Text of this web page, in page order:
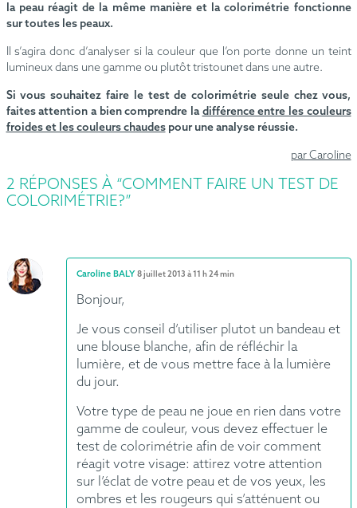
la peau réagit de la même manière et la colorimétrie fonctionne
sur toutes les peaux.
Il s’agira donc d’analyser si la couleur que l’on porte donne un teint
lumineux dans une gamme ou plutôt tristounet dans une autre.
Si vous souhaitez faire le test de colorimétrie seule chez vous,
faites attention a bien comprendre ladifférence entre les couleurs
froides et les couleurs chaudespour une analyse réussie.
par Caroline
2 RÉPONSES À “COMMENT FAIRE UN TEST DE
COLORIMÉTRIE?”
Caroline BALY 8 juillet 2013 à 11 h 24 min
Bonjour,
Je vous conseil d’utiliser plutot un bandeau et
une blouse blanche, afin de réfléchir la
lumière, et de vous mettre face à la lumière
du jour.
Votre type de peau ne joue en rien dans votre
gamme de couleur, vous devez effectuer le
test de colorimétrie afin de voir comment
réagit votre visage: attirez votre attention
sur l’éclat de votre peau et de vos yeux, les
ombres et les rougeurs qui s’atténuent ou